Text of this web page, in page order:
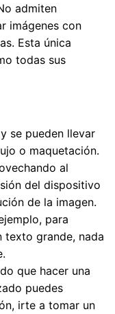
admiten
imágenes con
Esta única
todas sus
se pueden llevar
o maquetación.
al
del dispositivo
de la imagen.
para
texto grande, nada
que hacer una
puedes
irte a tomar un